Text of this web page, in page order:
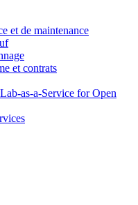
et de maintenance
et contrats
as-a-Service for Open